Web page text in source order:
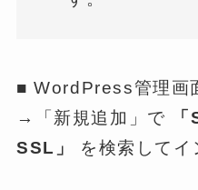
■ WordPress管理画
→「新規追加」で
SSL」
を検索してイ